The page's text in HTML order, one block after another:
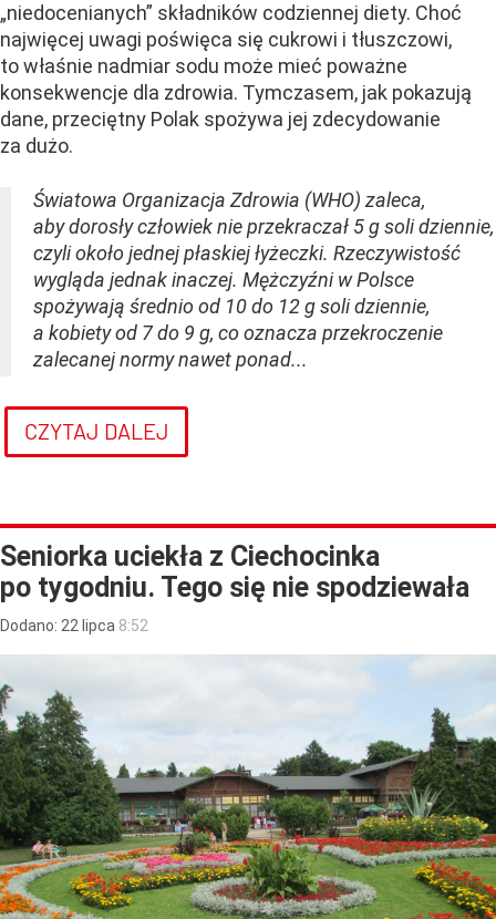
„niedocenianych” składników codziennej diety. Choć
najwięcej uwagi poświęca się cukrowi i tłuszczowi,
to właśnie nadmiar sodu może mieć poważne
konsekwencje dla zdrowia. Tymczasem, jak pokazują
dane, przeciętny Polak spożywa jej zdecydowanie
za dużo.
Światowa Organizacja Zdrowia (WHO) zaleca,
aby dorosły człowiek nie przekraczał 5 g soli dziennie,
czyli około jednej płaskiej łyżeczki. Rzeczywistość
wygląda jednak inaczej. Mężczyźni w Polsce
spożywają średnio od 10 do 12 g soli dziennie,
a kobiety od 7 do 9 g, co oznacza przekroczenie
zalecanej normy nawet ponad...
CZYTAJ DALEJ
Seniorka uciekła z Ciechocinka
po tygodniu. Tego się nie spodziewała
Dodano: 22 lipca 8:52